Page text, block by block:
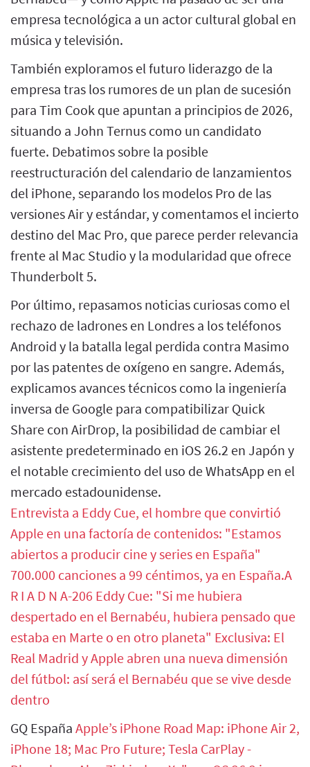
empresa tecnológica a un actor cultural global en
música y televisión.
También exploramos el futuro liderazgo de la
empresa tras los rumores de un plan de sucesión
para Tim Cook que apuntan a principios de 2026,
situando a John Ternus como un candidato
fuerte. Debatimos sobre la posible
reestructuración del calendario de lanzamientos
del iPhone, separando los modelos Pro de las
versiones Air y estándar, y comentamos el incierto
destino del Mac Pro, que parece perder relevancia
frente al Mac Studio y la modularidad que ofrece
Thunderbolt 5.
Por último, repasamos noticias curiosas como el
rechazo de ladrones en Londres a los teléfonos
Android y la batalla legal perdida contra Masimo
por las patentes de oxígeno en sangre. Además,
explicamos avances técnicos como la ingeniería
inversa de Google para compatibilizar Quick
Share con AirDrop, la posibilidad de cambiar el
asistente predeterminado en iOS 26.2 en Japón y
el notable crecimiento del uso de WhatsApp en el
mercado estadounidense.
Entrevista a Eddy Cue, el hombre que convirtió
Apple en una factoría de contenidos: "Estamos
abiertos a producir cine y series en España"
700.000 canciones a 99 céntimos, ya en España.A
R I A D N A-206 Eddy Cue: "Si me hubiera
despertado en el Bernabéu, hubiera pensado que
estaba en Marte o en otro planeta" Exclusiva: El
Real Madrid y Apple abren una nueva dimensión
del fútbol: así será el Bernabéu que se vive desde
dentro
GQ España Apple’s iPhone Road Map: iPhone Air 2,
iPhone 18; Mac Pro Future; Tesla CarPlay -